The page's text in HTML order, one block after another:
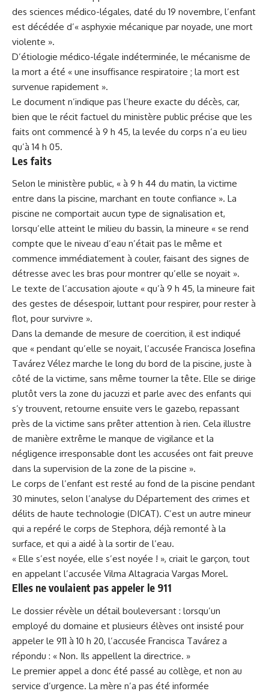
des sciences médico-légales, daté du 19 novembre, l’enfant
est décédée d’« asphyxie mécanique par noyade, une mort
violente ».
D’étiologie médico-légale indéterminée, le mécanisme de
la mort a été « une insuffisance respiratoire ; la mort est
survenue rapidement ».
Le document n’indique pas l’heure exacte du décès, car,
bien que le récit factuel du ministère public précise que les
faits ont commencé à 9 h 45, la levée du corps n’a eu lieu
qu’à 14 h 05.
Les faits
Selon le ministère public, « à 9 h 44 du matin, la victime
entre dans la piscine, marchant en toute confiance ». La
piscine ne comportait aucun type de signalisation et,
lorsqu’elle atteint le milieu du bassin, la mineure « se rend
compte que le niveau d’eau n’était pas le même et
commence immédiatement à couler, faisant des signes de
détresse avec les bras pour montrer qu’elle se noyait ».
Le texte de l’accusation ajoute « qu’à 9 h 45, la mineure fait
des gestes de désespoir, luttant pour respirer, pour rester à
flot, pour survivre ».
Dans la demande de mesure de coercition, il est indiqué
que « pendant qu’elle se noyait, l’accusée Francisca Josefina
Tavárez Vélez marche le long du bord de la piscine, juste à
côté de la victime, sans même tourner la tête. Elle se dirige
plutôt vers la zone du jacuzzi et parle avec des enfants qui
s’y trouvent, retourne ensuite vers le gazebo, repassant
près de la victime sans prêter attention à rien. Cela illustre
de manière extrême le manque de vigilance et la
négligence irresponsable dont les accusées ont fait preuve
dans la supervision de la zone de la piscine ».
Le corps de l’enfant est resté au fond de la piscine pendant
30 minutes, selon l’analyse du Département des crimes et
délits de haute technologie (DICAT). C’est un autre mineur
qui a repéré le corps de Stephora, déjà remonté à la
surface, et qui a aidé à la sortir de l’eau.
« Elle s’est noyée, elle s’est noyée ! », criait le garçon, tout
en appelant l’accusée Vilma Altagracia Vargas Morel.
Elles ne voulaient pas appeler le 911
Le dossier révèle un détail bouleversant : lorsqu’un
employé du domaine et plusieurs élèves ont insisté pour
appeler le 911 à 10 h 20, l’accusée Francisca Tavárez a
répondu : « Non. Ils appellent la directrice. »
Le premier appel a donc été passé au collège, et non au
service d’urgence. La mère n’a pas été informée